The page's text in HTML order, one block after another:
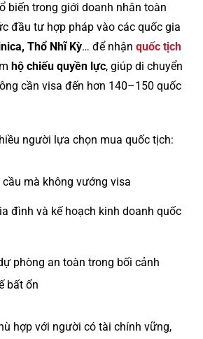
biến trong giới doanh nhân toàn
đầu tư hợp pháp vào các quốc gia
Thổ Nhĩ Kỳ… để nhận quốc tịch
hộ chiếu quyền lực, giúp di chuyển
cần visa đến hơn 140–150 quốc
người lựa chọn mua quốc tịch:
mà không vướng visa
đình và kế hoạch kinh doanh quốc
phòng an toàn trong bối cảnh
bất ổn
hợp với người có tài chính vững,